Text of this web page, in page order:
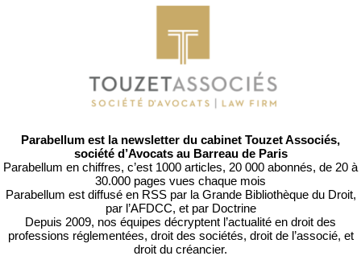
Parabellum est la newsletter du cabinet Touzet Associés,
société d’Avocats au Barreau de Paris
Parabellum en chiffres, c’est 1000 articles, 20 000 abonnés, de 20 à
30.000 pages vues chaque mois
Parabellum est diffusé en RSS par la Grande Bibliothèque du Droit,
par l’AFDCC, et par Doctrine
Depuis 2009, nos équipes décryptent l’actualité en droit des
professions réglementées, droit des sociétés, droit de l’associé, et
droit du créancier.